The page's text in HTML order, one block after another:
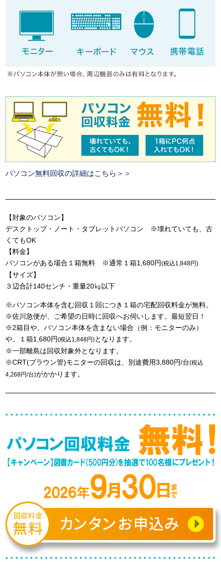
パソコン無料回収の詳細はこちら＞＞
【対象のパソコン】
デスクトップ・ノート・タブレットパソコン ※壊れていても、古
くてもOK
【料金】
パソコンがある場合１箱無料 ※通常１箱1,680円(税込1,848円)
【サイズ】
３辺合計140センチ・重量20㎏以下
※パソコン本体を含む回収１回につき１箱の宅配回収料金が無料。
※佐川急便が、ご希望の日時に回収へお伺いします。最短翌日！
※2箱目や、パソコン本体を含まない場合（例：モニターのみ）
や、１箱1,680円(税込1,848円)となります。
※一部離島は回収対象外となります。
※CRT(ブラウン管)モニターの回収は、別途費用3,880円/台(税込
4,268円/台)がかかります。